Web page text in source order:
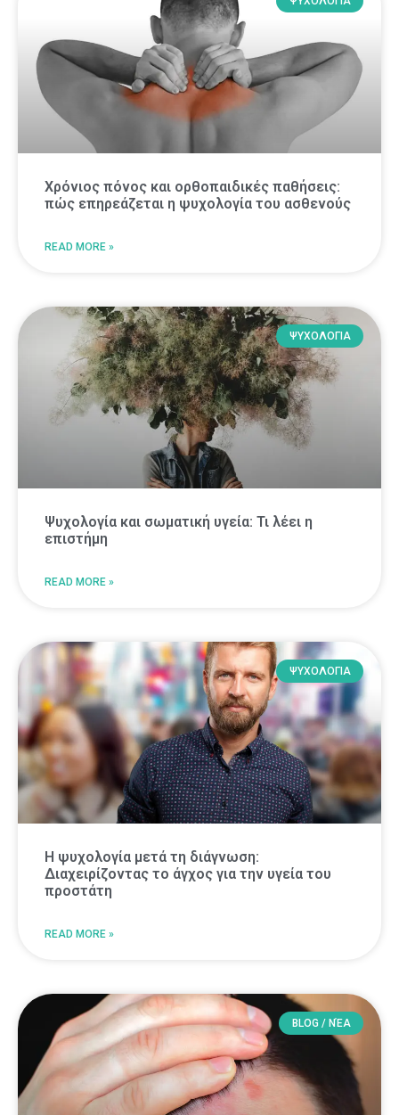
Χρόνιος πόνος και ορθοπαιδικές παθήσεις:
πώς επηρεάζεται η ψυχολογία του ασθενούς
READ MORE »
ΨΥΧΟΛΟΓΙΑ
Ψυχολογία και σωματική υγεία: Τι λέει η
επιστήμη
READ MORE »
ΨΥΧΟΛΟΓΙΑ
Η ψυχολογία μετά τη διάγνωση:
Διαχειρίζοντας το άγχος για την υγεία του
προστάτη
READ MORE »
BLOG / ΝΈΑ